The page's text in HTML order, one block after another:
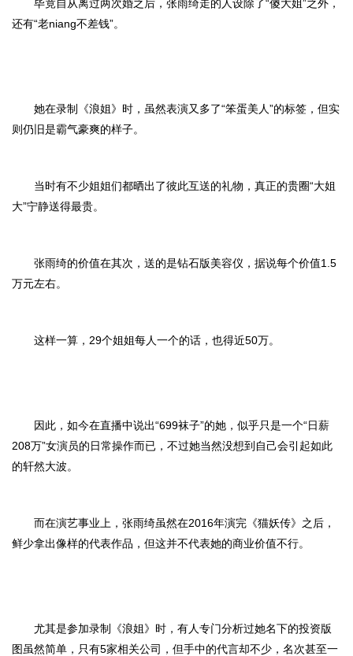
毕竟自从离过两次婚之后，张雨绮走的人设除了“傻大姐”之外，
还有“老niang不差钱”。
她在录制《浪姐》时，虽然表演又多了“笨蛋美人”的标签，但实
则仍旧是霸气豪爽的样子。
当时有不少姐姐们都晒出了彼此互送的礼物，真正的贵圈“大姐
大”宁静送得最贵。
张雨绮的价值在其次，送的是钻石版美容仪，据说每个价值1.5
万元左右。
这样一算，29个姐姐每人一个的话，也得近50万。
因此，如今在直播中说出“699袜子”的她，似乎只是一个“日薪
208万”女演员的日常操作而已，不过她当然没想到自己会引起如此
的轩然大波。
而在演艺事业上，张雨绮虽然在2016年演完《猫妖传》之后，
鲜少拿出像样的代表作品，但这并不代表她的商业价值不行。
尤其是参加录制《浪姐》时，有人专门分析过她名下的投资版
图虽然简单，只有5家相关公司，但手中的代言却不少，名次甚至一